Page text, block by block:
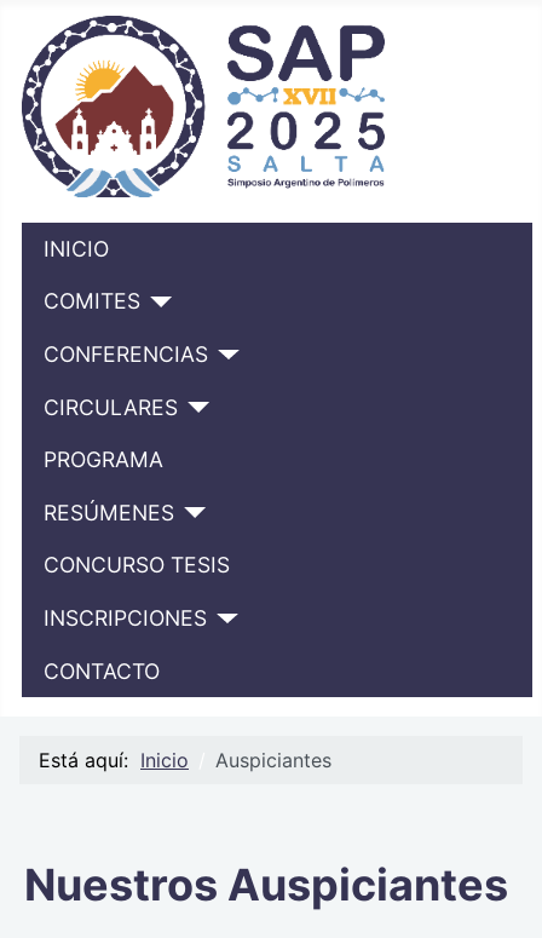
INICIO
COMITES
CONFERENCIAS
CIRCULARES
PROGRAMA
RESÚMENES
CONCURSO TESIS
INSCRIPCIONES
CONTACTO
Está aquí: Inicio Auspiciantes
Nuestros Auspiciantes